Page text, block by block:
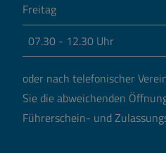
Freitag
07.30 - 12.30 Uhr
oder nach telefonischer
Sie die abweichenden
Führerschein- und